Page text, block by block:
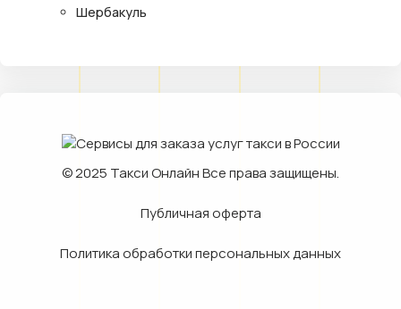
Шербакуль
© 2025 Такси ОнлайнВсе права защищены.
Публичная оферта
Политика обработки персональных данных